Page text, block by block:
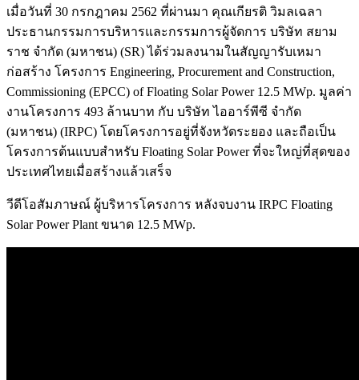
เมื่อวันที่ 30 กรกฎาคม 2562 ที่ผ่านมา คุณเกียรติ วิมลเฉลา
ประธานกรรมการบริหารและกรรมการผู้จัดการ บริษัท สยาม
ราช จำกัด (มหาชน) (SR) ได้ร่วมลงนามในสัญญารับเหมา
ก่อสร้าง โครงการ Engineering, Procurement and Construction,
Commissioning (EPCC) of Floating Solar Power 12.5 MWp. มูลค่า
งานโครงการ 493 ล้านบาท กับ บริษัท ไออาร์พีซี จำกัด
(มหาชน) (IRPC) โดยโครงการอยู่ที่จังหวัดระยอง และถือเป็น
โครงการต้นแบบสำหรับ Floating Solar Power ที่จะใหญ่ที่สุดของ
ประเทศไทยเมื่อสร้างแล้วเสร็จ
วีดีโอสัมภาษณ์ ผู้บริหารโครงการ หลังจบงาน IRPC Floating
Solar Power Plant ขนาด 12.5 MWp.